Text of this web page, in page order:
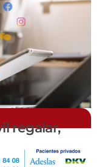
regalar,